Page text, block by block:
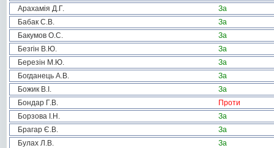
Арахамія Д.Г.
За
Бабак С.В.
За
Бакумов О.С.
За
Безгін В.Ю.
За
Березін М.Ю.
За
Богданець А.В.
За
Божик В.І.
За
Бондар Г.В.
Проти
Борзова І.Н.
За
Брагар Є.В.
За
Булах Л.В.
За